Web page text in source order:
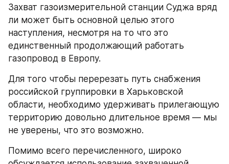
Захват газоизмерительной станции Суджа вряд
ли может быть основной целью этого
наступления, несмотря на то что это
единственный продолжающий работать
газопровод в Европу.
Для того чтобы перерезать путь снабжения
российской группировки в Харьковской
области, необходимо удерживать прилегающую
территорию довольно длительное время — мы
не уверены, что это возможно.
Помимо всего перечисленного, широко